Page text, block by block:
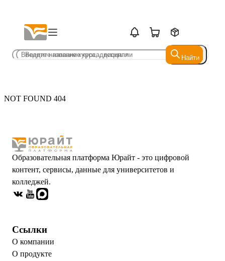
Найти
Найти
NOT FOUND 404
Образовательная платформа Юрайт - это цифровой
контент, сервисы, данные для университетов и
колледжей.
Ссылки
О компании
О продукте